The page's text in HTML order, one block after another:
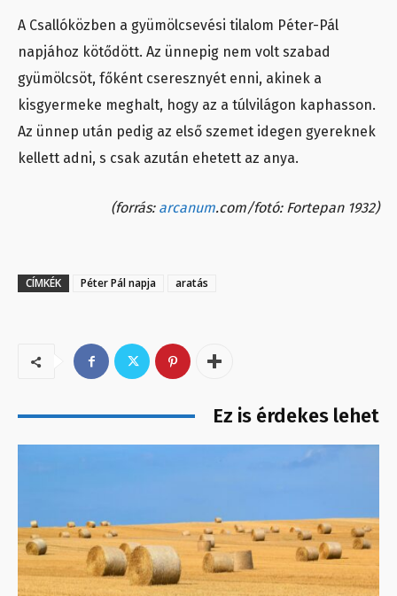
A Csallóközben a gyümölcsevési tilalom Péter-Pál
napjához kötődött. Az ünnepig nem volt szabad
gyümölcsöt, főként cseresznyét enni, akinek a
kisgyermeke meghalt, hogy az a túlvilágon kaphasson.
Az ünnep után pedig az első szemet idegen gyereknek
kellett adni, s csak azután ehetett az anya.
(forrás: arcanum.com/fotó: Fortepan 1932)
CÍMKÉK Péter Pál napja aratás
Ez is érdekes lehet